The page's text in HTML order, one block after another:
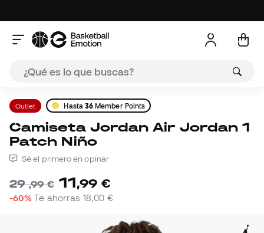
Outlet Hasta 36 Member Points
Camiseta Jordan Air Jordan 1
Patch Niño
Sé el primero en opinar
29,99 € 11,99 €
-60% Te ahorras18,00 €